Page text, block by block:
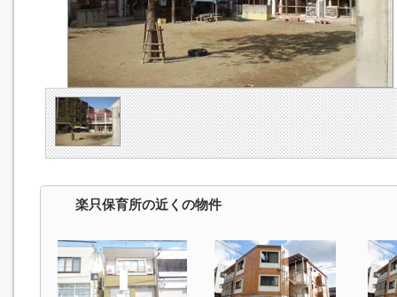
楽只保育所の近くの物件